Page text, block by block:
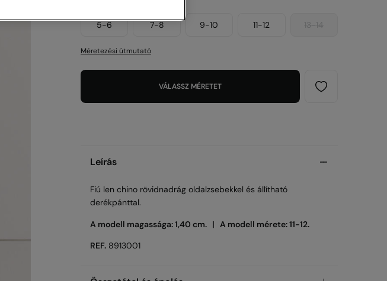
Méret:
5-6 7-8 9-10 11-12 13-14
Méretezési útmutató
VÁLASSZ MÉRETET
Leírás
Fiú len chino rövidnadrág oldalzsebekkel és állítható
derékpánttal.
A modell magassága: 1,40 cm. | A modell mérete: 11-12.
REF. 8913001